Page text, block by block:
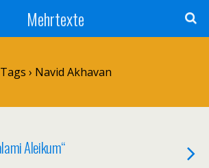
Mehrtexte
Tags › Navid Akhavan
Aleikum“